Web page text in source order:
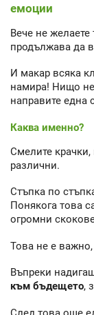
емоции
Вече не желаете
продължава да
И макар всяка
намира! Нищо не
направите една
Каква именно?
Смелите крачки,
различни.
Стъпка по
Понякога това
огромни
Това не е
Въпреки
към бъдещето,